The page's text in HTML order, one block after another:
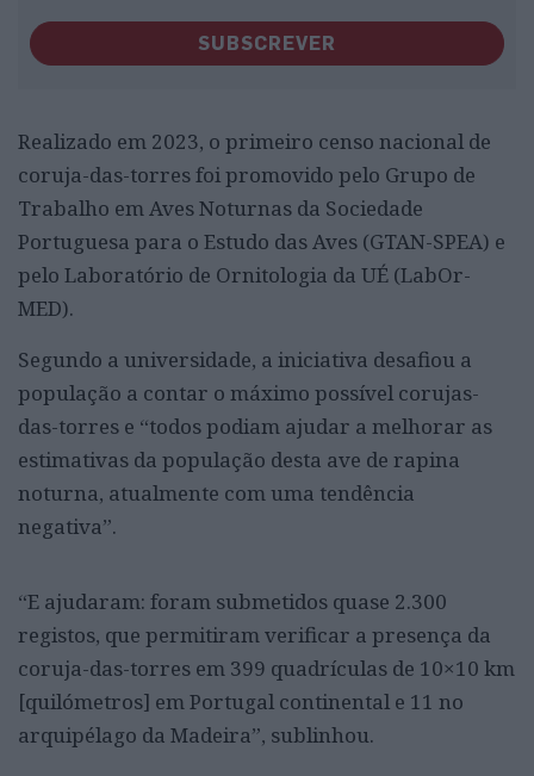
SUBSCREVER
Realizado em 2023, o primeiro censo nacional de
coruja-das-torres foi promovido pelo Grupo de
Trabalho em Aves Noturnas da Sociedade
Portuguesa para o Estudo das Aves (GTAN-SPEA) e
pelo Laboratório de Ornitologia da UÉ (LabOr-
MED).
Segundo a universidade, a iniciativa desafiou a
população a contar o máximo possível corujas-
das-torres e “todos podiam ajudar a melhorar as
estimativas da população desta ave de rapina
noturna, atualmente com uma tendência
negativa”.
“E ajudaram: foram submetidos quase 2.300
registos, que permitiram verificar a presença da
coruja-das-torres em 399 quadrículas de 10×10 km
[quilómetros] em Portugal continental e 11 no
arquipélago da Madeira”, sublinhou.